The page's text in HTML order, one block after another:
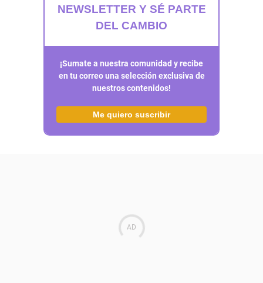
NEWSLETTER Y SÉ PARTE
DEL CAMBIO
¡Sumate a nuestra comunidad y recibe
en tu correo una selección exclusiva de
nuestros contenidos!
Me quiero suscribir